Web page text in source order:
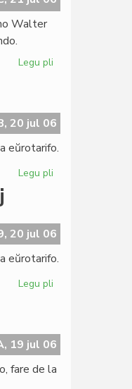
Walter
Legu pli
fermas
sian
unuan
20 jul 06
eŭrotarifo.
Legu pli
plu
en
frankoj
20 jul 06
eŭrotarifo.
Legu pli
abontarifo
ne
plu
19 jul 06
fare de la